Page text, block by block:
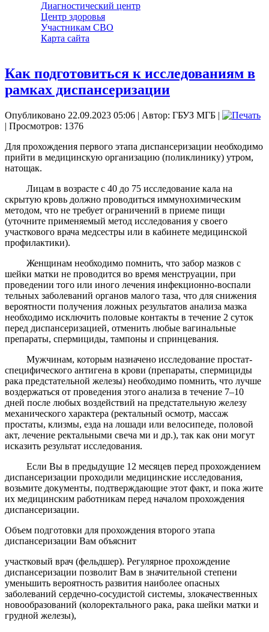
Диагностический центр
Центр здоровья
Участникам СВО
Карта сайта
Как подготовиться к исследованиям в
рамках диспансеризации
Опубликовано 22.09.2023 05:06 | Автор: ГБУЗ МГБ |
| Просмотров: 1376
Для прохождения первого этапа диспансеризации необходимо
прийти в медицинскую организацию (поликлинику) утром,
натощак.
Лицам в возрасте с 40 до 75 исследование кала на
скрытую кровь должно проводиться иммунохимическим
методом, что не требует ограничений в приеме пищи
(уточните применяемый метод исследования у своего
участкового врача медсестры или в кабинете медицинской
профилактики).
Женщинам необходимо помнить, что забор мазков с
шейки матки не проводится во время менструации, при
проведении того или иного лечения инфекционно-воспали
тельных заболеваний органов малого таза, что для снижения
вероятности получения ложных результатов анализа мазка
необходимо исключить половые контакты в течение 2 суток
перед диспансеризацией, отменить любые вагинальные
препараты, спермициды, тампоны и спринцевания.
Мужчинам, которым назначено исследование простат-
специфического антигена в крови (препараты, спермициды
рака предстательной железы) необходимо помнить, что лучше
воздержаться от проведения этого анализа в течение 7–10
дней после любых воздействий на предстательную железу
механического характера (ректальный осмотр, массаж
простаты, клизмы, езда на лошади или велосипеде, половой
акт, лечение ректальными свеча ми и др.), так как они могут
исказить результат исследования.
Если Вы в предыдущие 12 месяцев перед прохождением
диспансеризации проходили медицинские исследования,
возьмите документы, подтверждающие этот факт, и пока жите
их медицинским работникам перед началом прохождения
диспансеризации.
Объем подготовки для прохождения второго этапа
диспансеризации Вам объяснит
участковый врач (фельдшер). Регулярное прохождение
диспансеризации позволит Вам в значительной степени
уменьшить вероятность развития наиболее опасных
заболеваний сердечно-сосудистой системы, злокачественных
новообразований (колоректального рака, рака шейки матки и
грудной железы),